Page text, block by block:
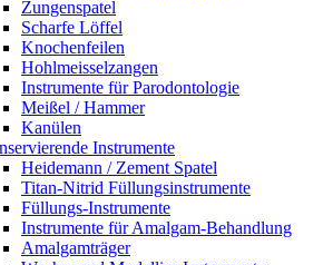
Zungenspatel
Scharfe Löffel
Knochenfeilen
Hohlmeisselzangen
Instrumente für Parodontologie
Meißel / Hammer
Kanülen
Instrumente
Heidemann / Zement Spatel
Titan-Nitrid Füllungsinstrumente
Füllungs-Instrumente
Instrumente für Amalgam-Behandlung
Amalgamträger